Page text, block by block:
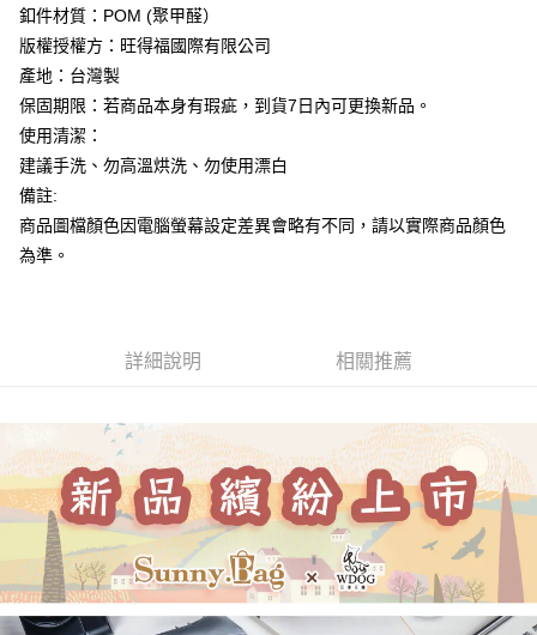
4.訂單成立30分鐘內，如未前往確認交易或遇審核未通過，訂單將自動取
消。如遇「轉專審核」未通過狀況，表示未達大哥付你分期系統評分，恕無
法說明評估內容。
【繳款方式說明】
1.分期款項不併入電信帳單，「大哥付你分期」於每月結算日後寄送繳費提
2.透過簡訊連結打開帳單後，可選擇「超商條碼／台灣大直營門市／銀行轉
帳／街口支付／iPASS MONEY」等通路繳費。
【注意事項】
1.本服務係由「台灣大哥大股份有限公司」（以下簡稱本公司）所提供，讓
用戶於交易時，得透過本服務購買商品或服務，並由商店將買賣／分期付款
3.完整用戶服務條款，請詳閱以下連結：
https://oppay.tw/userRule
１．簡單：不需註冊會員、不需綁卡、不需儲值。
２．便利：只要手機號碼，簡訊認證，即可結帳。
３．安心：先確認商品／服務後，再付款。
【「AFTEE先享後付」結帳流程】
１．於結帳方式選擇「AFTEE先享後付」後，將跳轉至「AFTEE先享後付」
２．訂單成立數日內，您將收到繳費通知簡訊。
３．收到繳費通知簡訊後14天內，點擊此簡訊中的連結，可透過四大超商／
ATM／網路銀行／等多元方式進行付款，方視為交易完成。
※ 請注意：結帳手續完成當下不需立刻繳費，但若您需要取消訂單，請聯絡
購買商品的店家。未經商家同意取消之訂單仍視為有效，需透過AFTEE先享
易，需依本服務之必要範圍內提供個人資料，並將交易相關給付款項請求債
權轉讓予恩沛科技股份有限公司。
２．關於個人資料處理事宜，請瀏覽以下網址：
https://aftee.tw/terms/#terms3
３．未成年的使用者請事先徵得法定代理人或監護人之同意方可使用
「AFTEE先享後付」，若未經同意申辦者引起之損失，本公司不負相關責
任。
４．使用「AFTEE先享後付」時，將依據個別帳號之用戶狀況，依本公司即
時審查核予不同之上限額度；若仍有額度不足之情形，本公司將視審查結果
請求用戶進行身份認證。
運送方式
付款後全家取貨
每筆NT$70，滿NT$899(含以上)免運費
付款後7-11取貨
宅配
每筆NT$100，滿NT$1,000(含以上)免運費
釦件材質：POM (聚甲醛）
版權授權方：旺得福國際有限公司
產地：台灣製
保固期限：若商品本身有瑕疵，到貨7日內可更換新品。
使用清潔：
建議手洗、勿高溫烘洗、勿使用漂白
備註:
商品圖檔顏色因電腦螢幕設定差異會略有不同，請以實際商品顏色
為準。
詳細說明 相關推薦